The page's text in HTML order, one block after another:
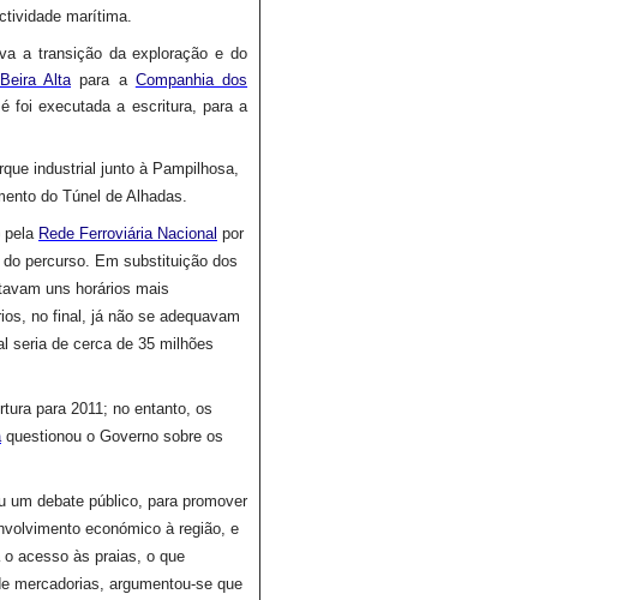
marítima.
a transição da exploração e do
Alta para a Companhia dos
foi executada a escritura, para a
industrial junto à Pampilhosa,
do Túnel de Alhadas.
pela Rede Ferroviária Nacional por
percurso. Em substituição dos
uns horários mais
no final, já não se adequavam
seria de cerca de 35 milhões
para 2011; no entanto, os
questionou o Governo sobre os
um debate público, para promover
económico à região, e
acesso às praias, o que
mercadorias, argumentou-se que